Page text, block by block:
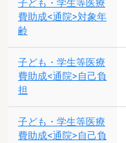
子ども・学生等医療
費助成<通院>対象年
齢
子ども・学生等医療
費助成<通院>自己負
担
子ども・学生等医療
費助成<通院>自己負